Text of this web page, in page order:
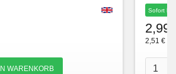
Sofort
2,99
2,51 €